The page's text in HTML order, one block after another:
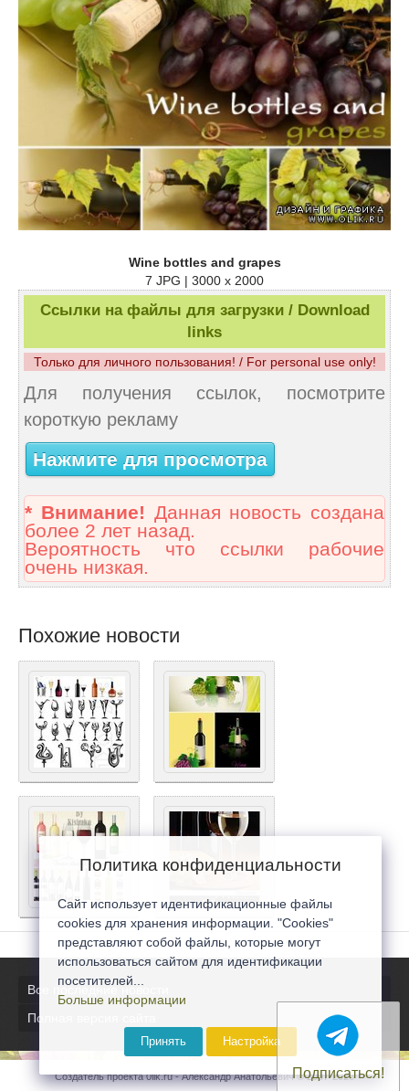
Wine bottles and grapes
7 JPG | 3000 x 2000
Ссылки на файлы для загрузки / Download
links
Только для личного пользования! / For personal use only!
Для получения ссылок, посмотрите
короткую рекламу
Нажмите для просмотра
* Внимание! Данная новость создана
более 2 лет назад.
Вероятность что ссылки рабочие
очень низкая.
Похожие новости
Все последние новости
Полная версия сайта
Создатель проекта 0lik.ru - Александр Анатольевич © 2007-2026
Подписаться!
Политика конфиденциальности
Сайт использует идентификационные файлы
cookies для хранения информации. "Cookies"
представляют собой файлы, которые могут
использоваться сайтом для идентификации
посетителей...
Больше информации
Принять Настройка